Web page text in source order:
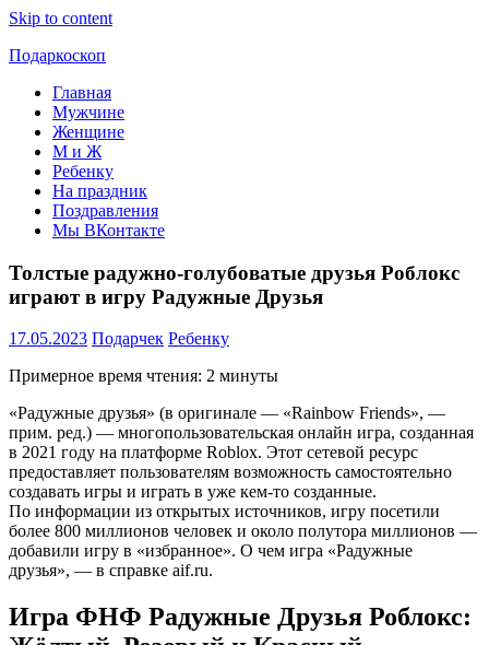
Skip to content
Подаркоскоп
Поможем
выбрать
подарить
Главная
Мужчине
Женщине
М и Ж
Ребенку
На праздник
Поздравления
Мы ВКонтакте
Толстые радужно-голубоватые друзья Роблокс
играют в игру Радужные Друзья
17.05.2023 Подарчек Ребенку
Примерное время чтения: 2 минуты
«Радужные друзья» (в оригинале — «Rainbow Friends», —
прим. ред.) — многопользовательская онлайн игра, созданная
в 2021 году на платформе Roblox. Этот сетевой ресурс
предоставляет пользователям возможность самостоятельно
создавать игры и играть в уже кем-то созданные.
По информации из открытых источников, игру посетили
более 800 миллионов человек и около полутора миллионов —
добавили игру в «избранное». О чем игра «Радужные
друзья», — в справке aif.ru.
Игра ФНФ Радужные Друзья Роблокс: